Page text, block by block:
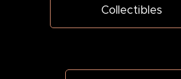
Collectibles